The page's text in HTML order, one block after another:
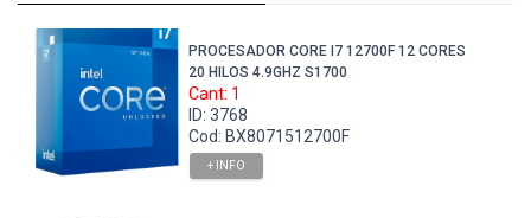
PROCESADOR CORE I7 12700F 12 CORES
20 HILOS 4.9GHZ S1700
Cant: 1
ID: 3768
Cod: BX8071512700F
+ INFO